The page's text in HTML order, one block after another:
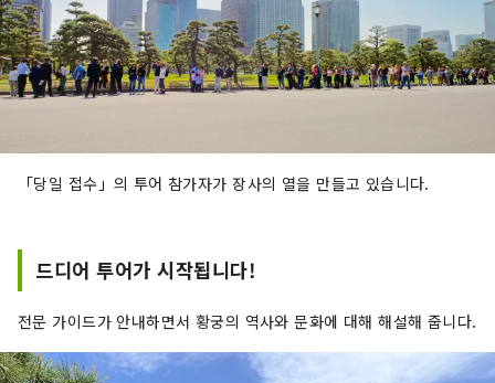
「당일 접수」의 투어 참가자가 장사의 열을 만들고 있습니다.
드디어 투어가 시작됩니다!
전문 가이드가 안내하면서 황궁의 역사와 문화에 대해 해설해 줍니다.